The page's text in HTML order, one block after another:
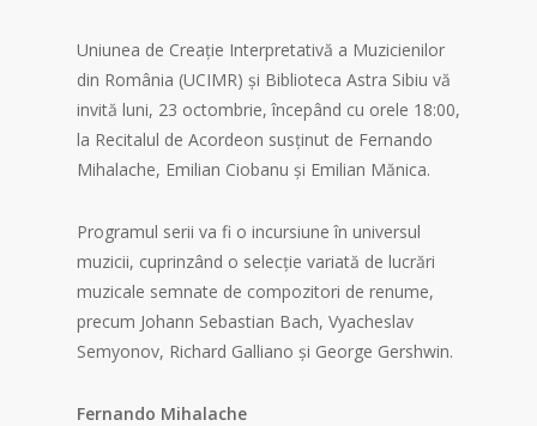
Uniunea de Creație Interpretativă a Muzicienilor
din România (UCIMR) și Biblioteca Astra Sibiu vă
invită luni, 23 octombrie, începând cu orele 18:00,
la Recitalul de Acordeon susținut de Fernando
Mihalache, Emilian Ciobanu și Emilian Mănica.
Programul serii va fi o incursiune în universul
muzicii, cuprinzând o selecție variată de lucrări
muzicale semnate de compozitori de renume,
precum Johann Sebastian Bach, Vyacheslav
Semyonov, Richard Galliano și George Gershwin.
Fernando Mihalache